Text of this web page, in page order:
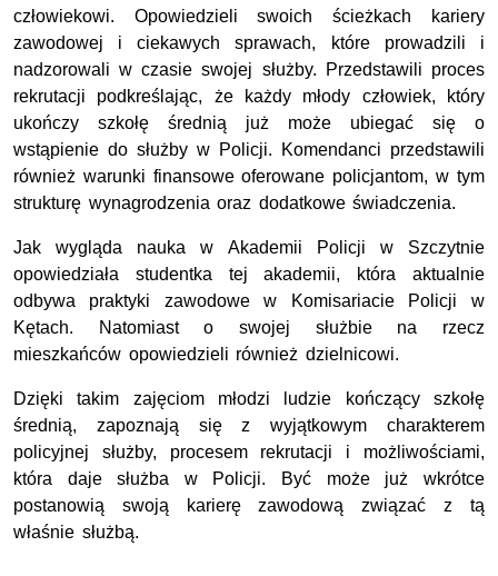
człowiekowi. Opowiedzieli swoich ścieżkach kariery
zawodowej i ciekawych sprawach, które prowadzili i
nadzorowali w czasie swojej służby. Przedstawili proces
rekrutacji podkreślając, że każdy młody człowiek, który
ukończy szkołę średnią już może ubiegać się o
wstąpienie do służby w Policji. Komendanci przedstawili
również warunki finansowe oferowane policjantom, w tym
strukturę wynagrodzenia oraz dodatkowe świadczenia.
Jak wygląda nauka w Akademii Policji w Szczytnie
opowiedziała studentka tej akademii, która aktualnie
odbywa praktyki zawodowe w Komisariacie Policji w
Kętach. Natomiast o swojej służbie na rzecz
mieszkańców opowiedzieli również dzielnicowi.
Dzięki takim zajęciom młodzi ludzie kończący szkołę
średnią, zapoznają się z wyjątkowym charakterem
policyjnej służby, procesem rekrutacji i możliwościami,
która daje służba w Policji. Być może już wkrótce
postanowią swoją karierę zawodową związać z tą
właśnie służbą.